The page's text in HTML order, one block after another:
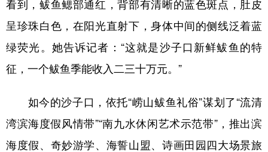
看到，鲅鱼鳃部通红，背部有清晰的蓝色斑点，肚皮
呈珍珠白色，在阳光直射下，身体中间的侧线泛着蓝
绿荧光。她告诉记者：“这就是沙子口新鲜鲅鱼的特
征，一个鲅鱼季能收入二三十万元。”
如今的沙子口，依托“崂山鲅鱼礼俗”谋划了“流清
湾滨海度假风情带”“南九水休闲艺术示范带”，推出滨
海度假、奇妙游学、海誓山盟、诗画田园四大场景旅